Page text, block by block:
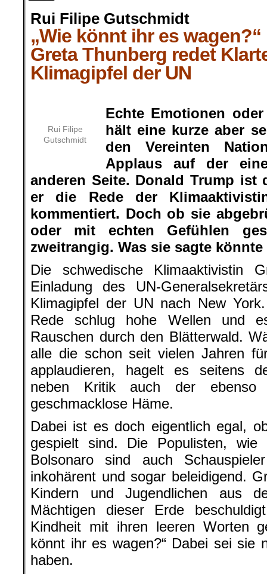
Rui Filipe Gutschmidt
„Wie könnt ihr es wagen?“
Greta Thunberg redet
Klimagipfel der UN
Rui Filipe
Gutschmidt
Echte Emotionen
hält eine kurze aber
den Vereinten
Applaus auf der
anderen Seite. Donald Trump ist
er die Rede der
kommentiert. Doch ob sie
oder mit echten Gefühlen
zweitrangig. Was sie sagte
Die schwedische Klimaaktivistin
Einladung des UN-
Klimagipfel der UN nach New
Rede schlug hohe Wellen und
Rauschen durch den Blätterwald.
alle die schon seit vielen Jahren
applaudieren, hagelt es seitens
neben Kritik auch der
geschmacklose Häme.
Dabei ist es doch eigentlich egal,
gespielt sind. Die Populisten,
Bolsonaro sind auch
inkohärent und sogar beleidigend.
Kindern und Jugendlichen aus
Mächtigen dieser Erde
Kindheit mit ihren leeren Worten
könnt ihr es wagen?“ Dabei sei sie
haben.